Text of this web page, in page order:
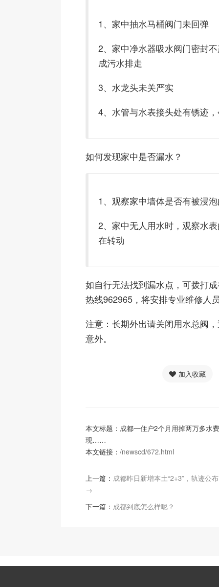
1、家中抽水马桶阀门未回弹
2、家中净水器吸水阀门密封
成污水排走
3、水龙头未关严实
4、水管与水表接头处有锈迹
如何发现家中是否漏水？
1、观察家中墙体是否有被浸
2、家中无人用水时，观察水
在转动
如自行无法找到漏水点，可拨打
热线962965，将安排专业维修人
注意：长期外出请关闭用水总阀
意外。
加入收藏
本文标题：成都一住户2个月用掉两万多水
现……
本文链接： /newscd/672.html
上一篇： 成都昨日新增本土“2+3”，轨迹公
→
下一篇： 成都到底怎么样呢？